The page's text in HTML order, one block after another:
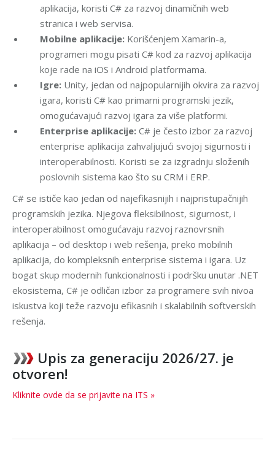
aplikacija, koristi C# za razvoj dinamičnih web
stranica i web servisa.
Mobilne aplikacije: Korišćenjem Xamarin-a,
programeri mogu pisati C# kod za razvoj aplikacija
koje rade na iOS i Android platformama.
Igre: Unity, jedan od najpopularnijih okvira za razvoj
igara, koristi C# kao primarni programski jezik,
omogućavajući razvoj igara za više platformi.
Enterprise aplikacije: C# je često izbor za razvoj
enterprise aplikacija zahvaljujući svojoj sigurnosti i
interoperabilnosti. Koristi se za izgradnju složenih
poslovnih sistema kao što su CRM i ERP.
C# se ističe kao jedan od najefikasnijih i najpristupačnijih
programskih jezika. Njegova fleksibilnost, sigurnost, i
interoperabilnost omogućavaju razvoj raznovrsnih
aplikacija – od desktop i web rešenja, preko mobilnih
aplikacija, do kompleksnih enterprise sistema i igara. Uz
bogat skup modernih funkcionalnosti i podršku unutar .NET
ekosistema, C# je odličan izbor za programere svih nivoa
iskustva koji teže razvoju efikasnih i skalabilnih softverskih
rešenja.
Upis za generaciju 2026/27. je
otvoren!
Kliknite ovde da se prijavite na ITS »